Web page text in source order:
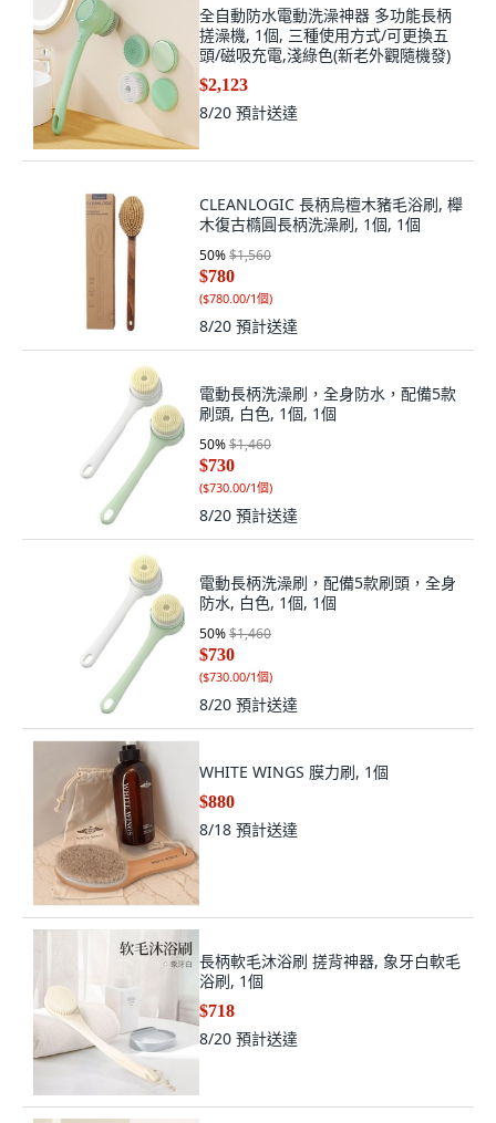
全自動防水電動洗澡神器 多功能長柄
搓澡機, 1個, 三種使用方式/可更換五
頭/磁吸充電,淺綠色(新老外觀隨機發)
$2,123
8/20 預計送達
CLEANLOGIC 長柄烏檀木豬毛浴刷, 櫸
木復古橢圓長柄洗澡刷, 1個, 1個
50%$1,560
$780
($780.00/1個)
8/20 預計送達
電動長柄洗澡刷，全身防水，配備5款
刷頭, 白色, 1個, 1個
50%$1,460
$730
($730.00/1個)
8/20 預計送達
電動長柄洗澡刷，配備5款刷頭，全身
防水, 白色, 1個, 1個
50%$1,460
$730
($730.00/1個)
8/20 預計送達
WHITE WINGS 膜力刷, 1個
$880
8/18 預計送達
長柄軟毛沐浴刷 搓背神器, 象牙白軟毛
浴刷, 1個
$718
8/20 預計送達